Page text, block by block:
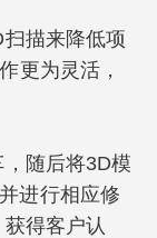
扫描来降低项
更为灵活，
随后将3D模
进行相应修
得客户认